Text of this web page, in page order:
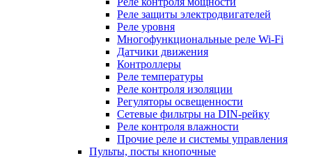
Реле защиты электродвигателей
Реле уровня
Многофункциональные реле Wi-Fi
Датчики движения
Контроллеры
Реле температуры
Реле контроля изоляции
Регуляторы освещенности
Сетевые фильтры на DIN-рейку
Реле контроля влажности
Прочие реле и системы управления
Пульты, посты кнопочные